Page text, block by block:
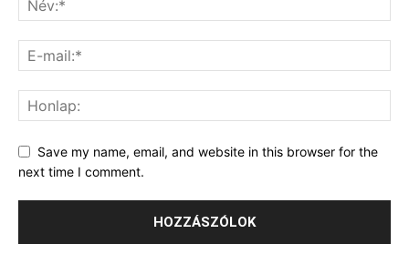
Save my name, email, and website in this browser for the
next time I comment.